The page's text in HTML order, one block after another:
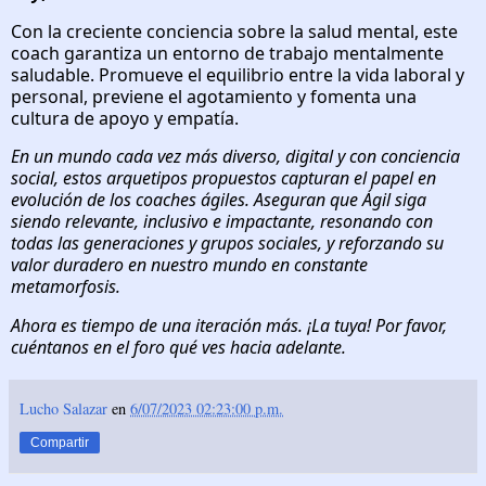
Con la creciente conciencia sobre la salud mental, este
coach garantiza un entorno de trabajo mentalmente
saludable. Promueve el equilibrio entre la vida laboral y
personal, previene el agotamiento y fomenta una
cultura de apoyo y empatía.
En un mundo cada vez más diverso, digital y con conciencia
social, estos arquetipos propuestos capturan el papel en
evolución de los coaches ágiles. Aseguran que Ágil siga
siendo relevante, inclusivo e impactante, resonando con
todas las generaciones y grupos sociales, y reforzando su
valor duradero en nuestro mundo en constante
metamorfosis.
Ahora es tiempo de una iteración más. ¡La tuya! Por favor,
cuéntanos en el foro qué ves hacia adelante.
Lucho Salazar en 6/07/2023 02:23:00 p.m.
Compartir